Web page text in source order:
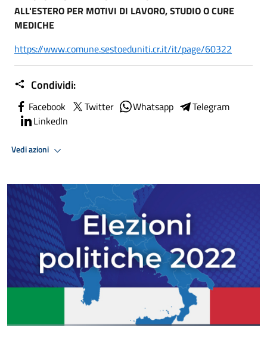
ALL'ESTERO PER MOTIVI DI LAVORO, STUDIO O CURE
MEDICHE
https://www.comune.sestoeduniti.cr.it/it/page/60322
Condividi:
Facebook Twitter Whatsapp
Telegram
LinkedIn
Vedi azioni